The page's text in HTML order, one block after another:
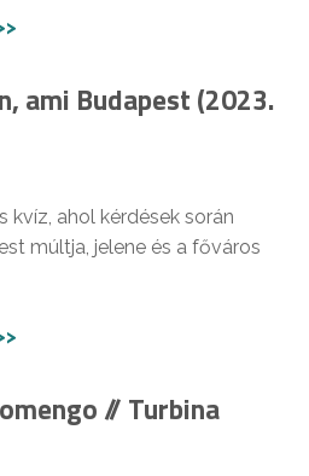
ami Budapest (2023.
kvíz, ahol kérdések során
múltja, jelene és a főváros
// Turbina